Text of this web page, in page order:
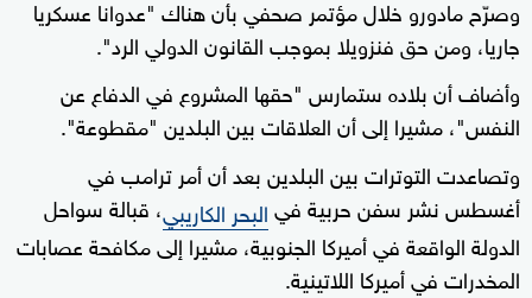
وصرّح مادورو خلال مؤتمر صحفي بأن هناك "عدوانا عسكريا
جاريا، ومن حق فنزويلا بموجب القانون الدولي الرد".
وأضاف أن بلاده ستمارس "حقها المشروع في الدفاع عن
النفس"، مشيرا إلى أن العلاقات بين البلدين "مقطوعة".
وتصاعدت التوترات بين البلدين بعد أن أمر ترامب في
أغسطس نشر سفن حربية فيالبحر الكاريبي، قبالة سواحل
الدولة الواقعة في أميركا الجنوبية، مشيرا إلى مكافحة عصابات
المخدرات في أميركا اللاتينية.